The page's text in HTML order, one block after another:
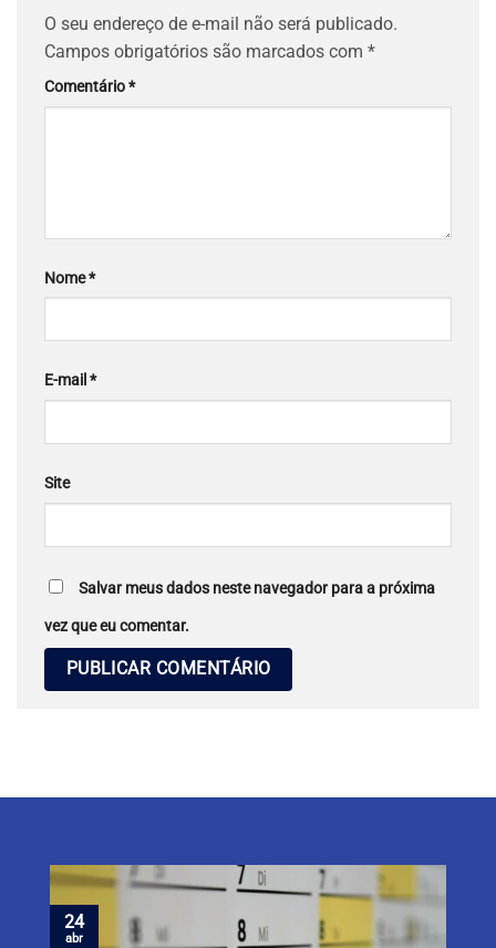
O seu endereço de e-mail não será publicado.
Campos obrigatórios são marcados com *
Comentário*
Nome*
E-mail*
Site
Salvar meus dados neste navegador para a próxima
vez que eu comentar.
24
abr